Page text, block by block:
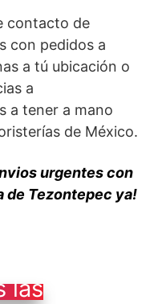
contacto de
con pedidos a
a tú ubicación o
a
a tener a mano
de México.
urgentes con
de Tezontepec ya!
las